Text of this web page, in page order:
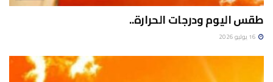
طقس اليوم ودرجات الحرارة..